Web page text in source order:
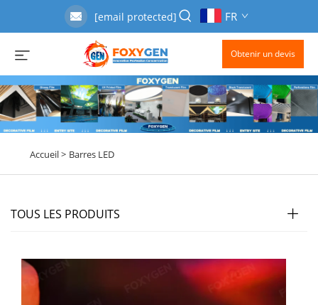
[email protected] FR
Obtenir un devis
Accueil > Barres LED
TOUS LES PRODUITS